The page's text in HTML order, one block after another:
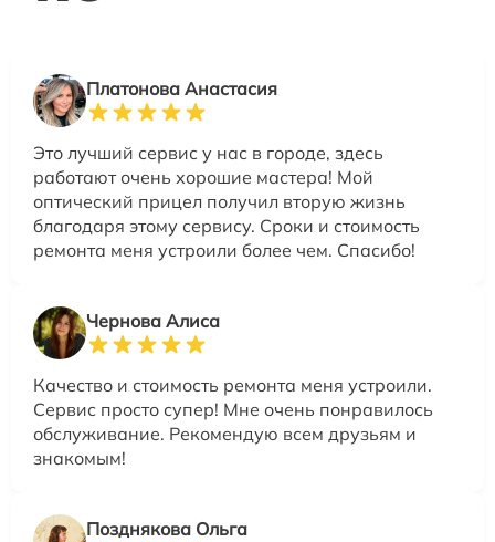
Платонова Анастасия
Это лучший сервис у нас в городе, здесь
работают очень хорошие мастера! Мой
оптический прицел получил вторую жизнь
благодаря этому сервису. Сроки и стоимость
ремонта меня устроили более чем. Спасибо!
Чернова Алиса
Качество и стоимость ремонта меня устроили.
Сервис просто супер! Мне очень понравилось
обслуживание. Рекомендую всем друзьям и
знакомым!
Позднякова Ольга